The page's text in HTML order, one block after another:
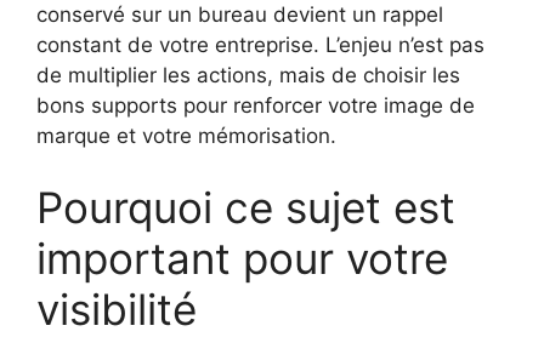
conservé sur un bureau devient un rappel
constant de votre entreprise. L’enjeu n’est pas
de multiplier les actions, mais de choisir les
bons supports pour renforcer votre image de
marque et votre mémorisation.
Pourquoi ce sujet est
important pour votre
visibilité